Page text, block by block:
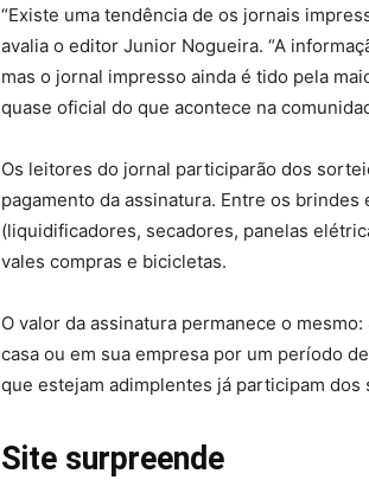
“Existe uma tendência de os jornais
avalia o editor Junior Nogueira. “A
mas o jornal impresso ainda é tido pela
quase oficial do que acontece na
Os leitores do jornal participarão dos
pagamento da assinatura. Entre os
(liquidificadores, secadores, panelas
vales compras e bicicletas.
O valor da assinatura permanece o
casa ou em sua empresa por um período
que estejam adimplentes já participam
Site surpreende